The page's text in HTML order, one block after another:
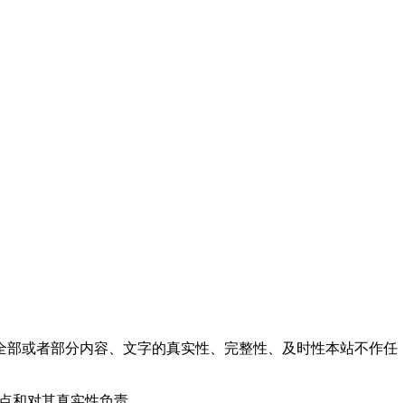
或者部分内容、文字的真实性、完整性、及时性本站不作任